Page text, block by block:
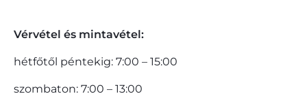
Vérvétel és mintavétel:
hétfőtől péntekig: 7:00 – 15:00
szombaton: 7:00 – 13:00